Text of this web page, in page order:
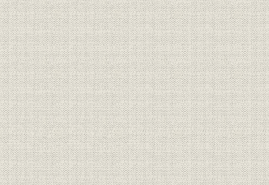
第5章 輪西製鉄株式会社時代
第1節 昭和初期の鉄鋼業
第2節 製鉄合同論の台頭
第3節 新会社の設立
第4節 満州事変の勃発と当所
第6章 日本製鉄株式会社時代(I)
第1節 日本製鉄株式会社創立の経緯